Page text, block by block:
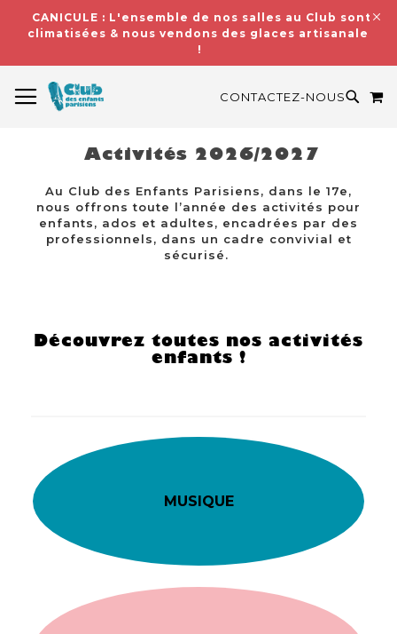
CANICULE : L'ensemble de nos salles au Club sont
climatisées & nous vendons des glaces artisanales
!
CONTACTEZ-NOUS
Activités 2026/2027
Au Club des Enfants Parisiens, dans le 17e,
nous offrons toute l’année des activités pour
enfants, ados et adultes, encadrées par des
professionnels, dans un cadre convivial et
sécurisé.
Découvrez toutes nos activités
enfants !
MUSIQUE